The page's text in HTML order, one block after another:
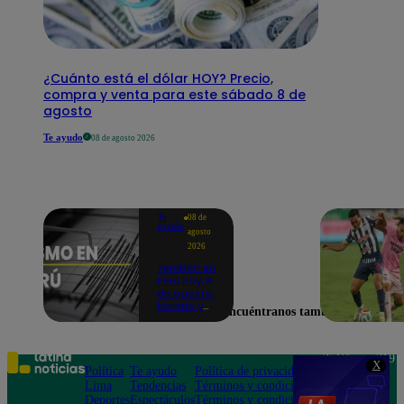
X
¿Cuánto está el dólar HOY? Precio,
compra y venta para este sábado 8 de
agosto
Te ayudo 08 de agosto 2026
Te
ayudo
08 de
agosto
2026
Temblor en
Perú hoy, 8
de agosto:
horario y
según IGP
Encuéntranos también en
Política
Lima
Deportes
Te ayudo
Tendencias
Espectáculos
Política de privacidad
Términos y condiciones
Términos y condiciones
Teléfono: 219
Av. San